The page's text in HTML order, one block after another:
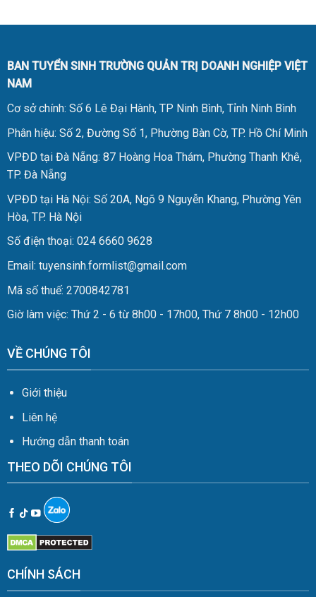
BAN TUYỂN SINH TRƯỜNG QUẢN TRỊ DOANH NGHIỆP VIỆT
NAM
Cơ sở chính: Số 6 Lê Đại Hành, TP Ninh Bình, Tỉnh Ninh Bình
Phân hiệu: Số 2, Đường Số 1, Phường Bàn Cờ, TP. Hồ Chí Minh
VPĐD tại Đà Nẵng: 87 Hoàng Hoa Thám, Phường Thanh Khê,
TP. Đà Nẵng
VPĐD tại Hà Nội: Số 20A, Ngõ 9 Nguyễn Khang, Phường Yên
Hòa, TP. Hà Nội
Số điện thoại: 024 6660 9628
Email: tuyensinh.formlist@gmail.com
Mã số thuế: 2700842781
Giờ làm việc: Thứ 2 - 6 từ 8h00 - 17h00, Thứ 7 8h00 - 12h00
VỀ CHÚNG TÔI
Giới thiệu
Liên hệ
Hướng dẫn thanh toán
THEO DÕI CHÚNG TÔI
CHÍNH SÁCH